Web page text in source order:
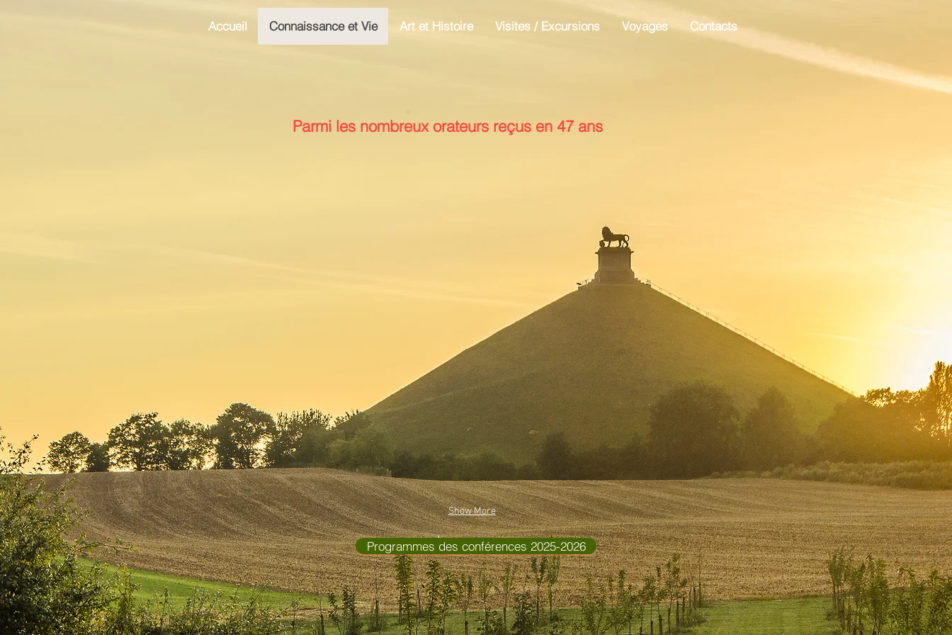
Accueil Connaissance et Vie Art et Histoire Visites / Excursions Voyages Contacts
Parmi les nombreux orateurs reçus en 47 ans
Show More
Programmes des conférences 2025-2026